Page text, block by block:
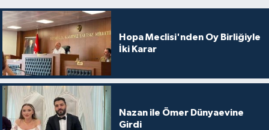
Hopa Meclisi'nden Oy Birliğiyle
İki Karar
Nazan ile Ömer Dünyaevine
Girdi